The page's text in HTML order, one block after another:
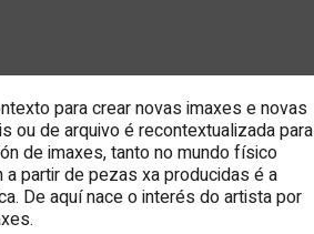
para crear novas imaxes e novas
de arquivo é recontextualizada para
de imaxes, tanto no mundo físico
partir de pezas xa producidas é a
De aquí nace o interés do artista por